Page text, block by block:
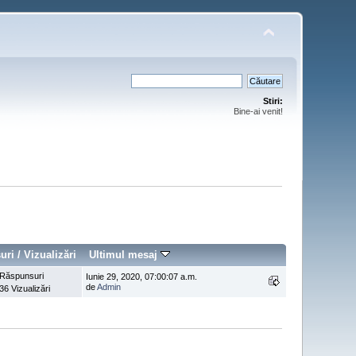
Stiri:
Bine-ai venit!
/Vizualizări Ultimul mesaj
Vizualizări
Iunie 29, 2020, 07:00:07 a.m.
deAdmin